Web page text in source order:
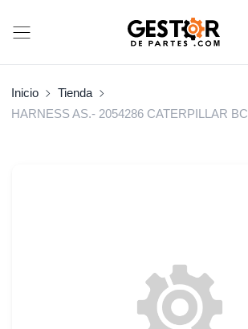
Inicio
Tienda
HARNESS AS.- 2054286 CATERPILLAR BC